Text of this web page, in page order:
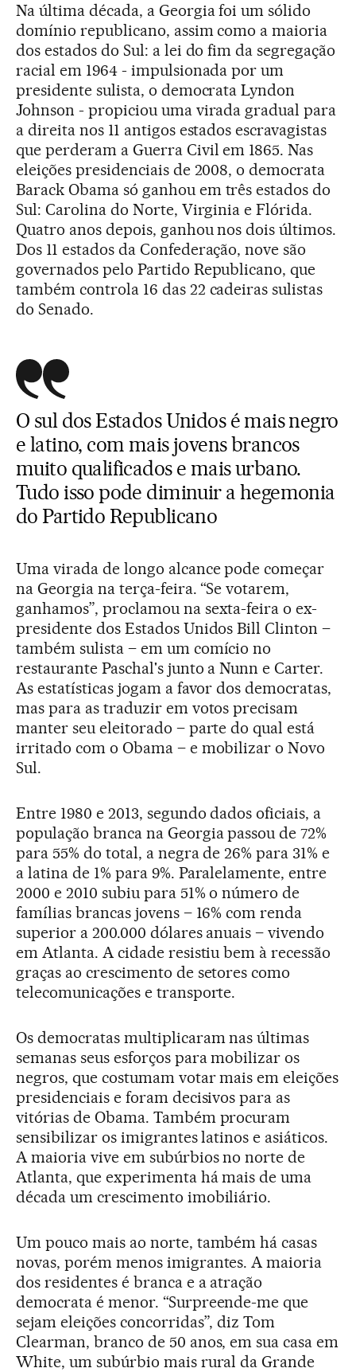
Na última década, a Georgia foi um sólido
domínio republicano, assim como a maioria
dos estados do Sul: a lei do fim da segregação
racial em 1964 - impulsionada por um
presidente sulista, o democrata Lyndon
Johnson - propiciou uma virada gradual para
a direita nos 11 antigos estados escravagistas
que perderam a Guerra Civil em 1865. Nas
eleições presidenciais de 2008, o democrata
Barack Obama só ganhou em três estados do
Sul: Carolina do Norte, Virginia e Flórida.
Quatro anos depois, ganhou nos dois últimos.
Dos 11 estados da Confederação, nove são
governados pelo Partido Republicano, que
também controla 16 das 22 cadeiras sulistas
do Senado.
O sul dos Estados Unidos é mais negro
e latino, com mais jovens brancos
muito qualificados e mais urbano.
Tudo isso pode diminuir a hegemonia
do Partido Republicano
Uma virada de longo alcance pode começar
na Georgia na terça-feira. “Se votarem,
ganhamos”, proclamou na sexta-feira o ex-
presidente dos Estados Unidos Bill Clinton –
também sulista – em um comício no
restaurante Paschal's junto a Nunn e Carter.
As estatísticas jogam a favor dos democratas,
mas para as traduzir em votos precisam
manter seu eleitorado – parte do qual está
irritado com o Obama – e mobilizar o Novo
Sul.
Entre 1980 e 2013, segundo dados oficiais, a
população branca na Georgia passou de 72%
para 55% do total, a negra de 26% para 31% e
a latina de 1% para 9%. Paralelamente, entre
2000 e 2010 subiu para 51% o número de
famílias brancas jovens – 16% com renda
superior a 200.000 dólares anuais – vivendo
em Atlanta. A cidade resistiu bem à recessão
graças ao crescimento de setores como
telecomunicações e transporte.
Os democratas multiplicaram nas últimas
semanas seus esforços para mobilizar os
negros, que costumam votar mais em eleições
presidenciais e foram decisivos para as
vitórias de Obama. Também procuram
sensibilizar os imigrantes latinos e asiáticos.
A maioria vive em subúrbios no norte de
Atlanta, que experimenta há mais de uma
década um crescimento imobiliário.
Um pouco mais ao norte, também há casas
novas, porém menos imigrantes. A maioria
dos residentes é branca e a atração
democrata é menor. “Surpreende-me que
sejam eleições concorridas”, diz Tom
Clearman, branco de 50 anos, em sua casa em
White, um subúrbio mais rural da Grande